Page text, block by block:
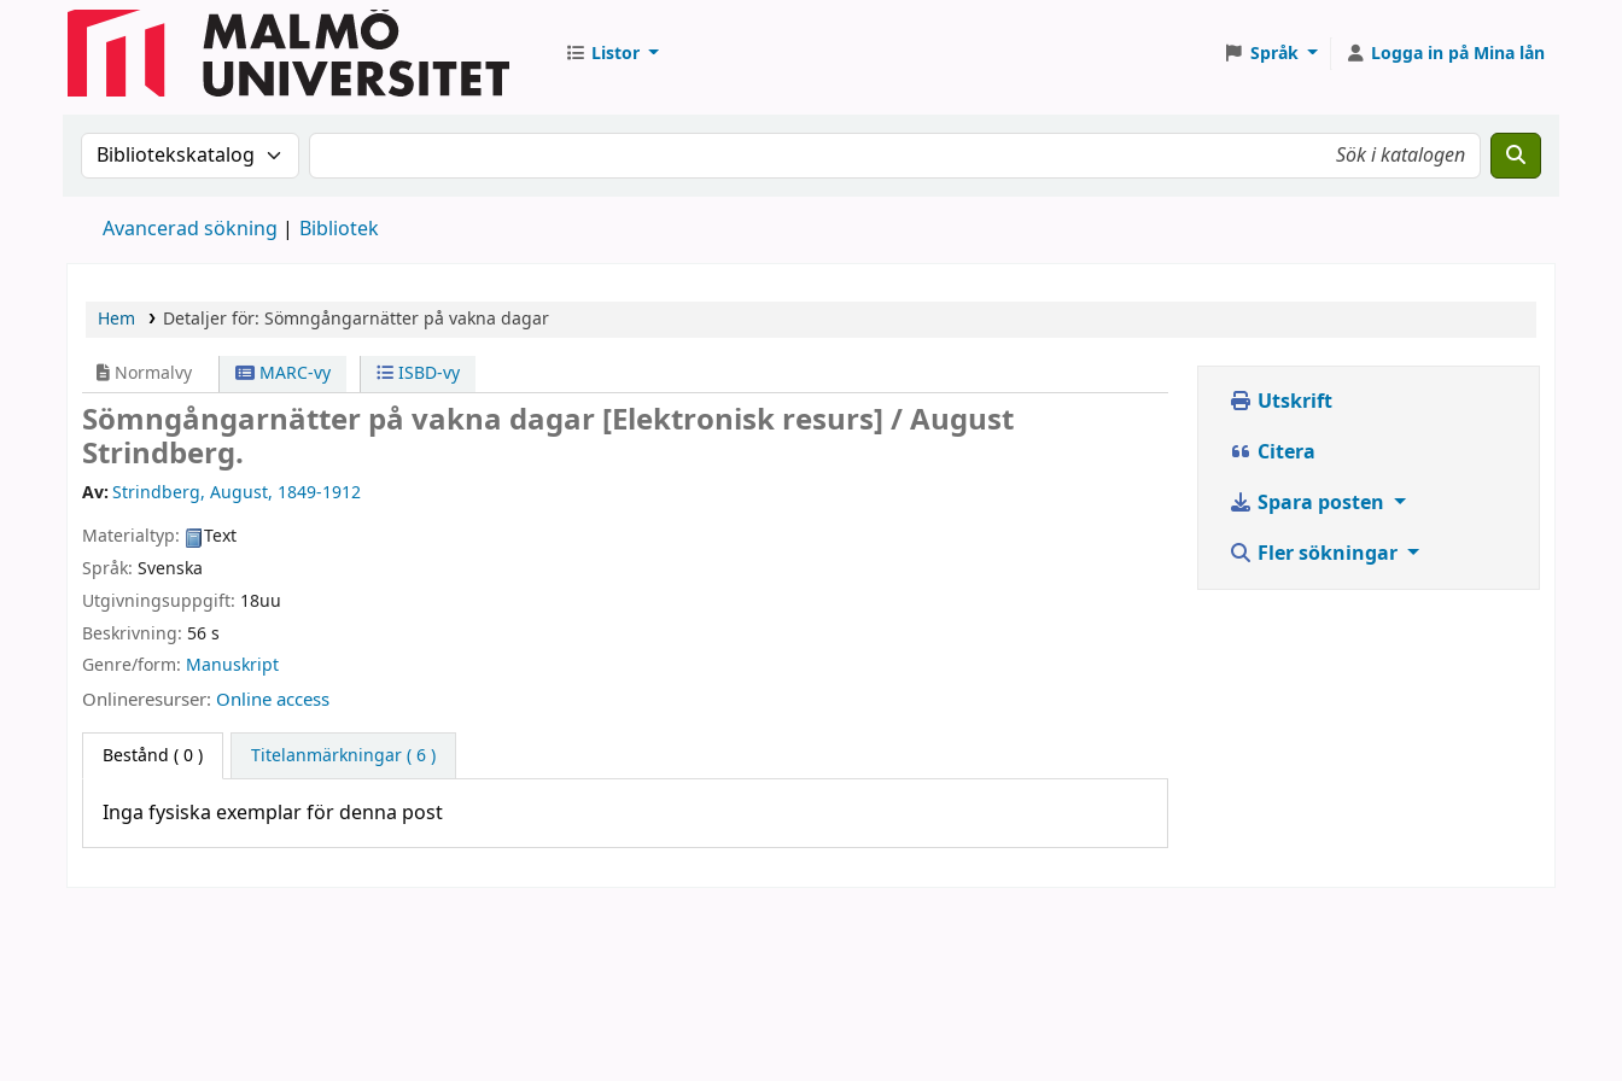
Listor Språk Logga in på Mina lån
Sök i katalogen efter:Sök i katalogen
Avancerad sökning Bibliotek
Hem Detaljer för: Sömngångarnätter på vakna dagar
Normalvy MARC-vy ISBD-vy
Sömngångarnätter på vakna dagar[Elektronisk resurs] /August
Strindberg.
Av:Strindberg, August, 1849-1912
Materialtyp:
Text
Språk: Svenska
Utgivningsuppgift: 18uu
Beskrivning: 56 s
Genre/form: Manuskript
Onlineresurser: Online access
Bestånd ( 0 ) Titelanmärkningar ( 6 )
Inga fysiska exemplar för denna post
Utskrift
Citera
Spara posten
Fler sökningar